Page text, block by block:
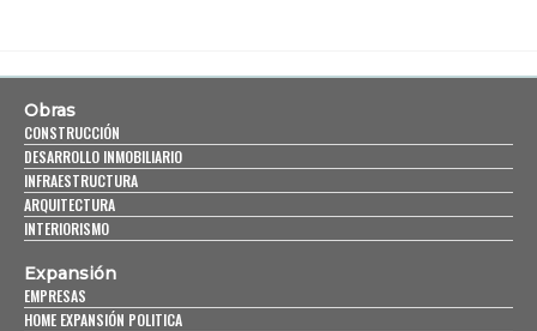
Obras
CONSTRUCCIÓN
DESARROLLO INMOBILIARIO
INFRAESTRUCTURA
ARQUITECTURA
INTERIORISMO
Expansión
EMPRESAS
HOME EXPANSIÓN POLITICA